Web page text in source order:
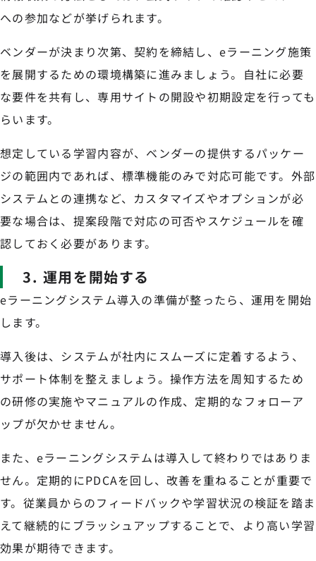
への参加などが挙げられます。
ベンダーが決まり次第、契約を締結し、eラーニング施策
を展開するための環境構築に進みましょう。自社に必要
な要件を共有し、専用サイトの開設や初期設定を行っても
らいます。
想定している学習内容が、ベンダーの提供するパッケー
ジの範囲内であれば、標準機能のみで対応可能です。外部
システムとの連携など、カスタマイズやオプションが必
要な場合は、提案段階で対応の可否やスケジュールを確
認しておく必要があります。
3. 運用を開始する
eラーニングシステム導入の準備が整ったら、運用を開始
します。
導入後は、システムが社内にスムーズに定着するよう、
サポート体制を整えましょう。操作方法を周知するため
の研修の実施やマニュアルの作成、定期的なフォローア
ップが欠かせません。
また、eラーニングシステムは導入して終わりではありま
せん。定期的にPDCAを回し、改善を重ねることが重要で
す。従業員からのフィードバックや学習状況の検証を踏ま
えて継続的にブラッシュアップすることで、より高い学習
効果が期待できます。